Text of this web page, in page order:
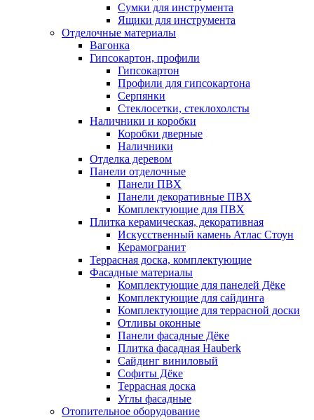
Сумки для инструмента
Ящики для инструмента
Отделочные материалы
Вагонка
Гипсокартон, профили
Гипсокартон
Профили для гипсокартона
Серпянки
Стеклосетки, стеклохолсты
Наличники и коробки
Коробки дверные
Наличники
Отделка деревом
Панели отделочные
Панели ПВХ
Панели декоративные ПВХ
Комплектующие для ПВХ
Плитка керамическая, декоративная
Искусственный камень Атлас Стоун
Керамогранит
Террасная доска, комплектующие
Фасадные материалы
Комплектующие для панелей Дёке
Комплектующие для сайдинга
Комплектующие для террасной доски
Отливы оконные
Панели фасадные Дёке
Плитка фасадная Hauberk
Сайдинг виниловый
Софиты Дёке
Террасная доска
Углы фасадные
Отопительное оборудование